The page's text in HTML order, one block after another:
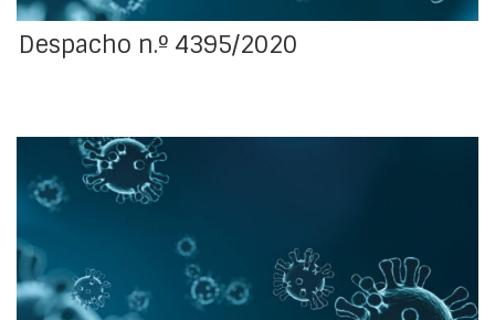
Despacho n.º 4395/2020
Regime excecional de flexibilização da execução das
penas e das medidas de graça, no âmbito da
pandemia da doença COVID-19.